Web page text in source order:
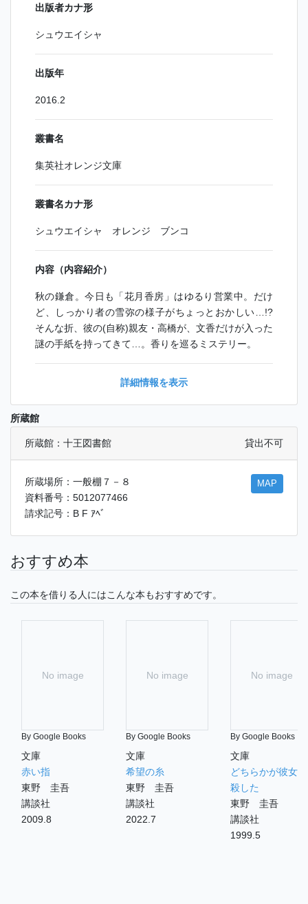
出版者カナ形
シュウエイシャ
出版年
2016.2
叢書名
集英社オレンジ文庫
叢書名カナ形
シュウエイシャ オレンジ ブンコ
内容（内容紹介）
秋の鎌倉。今日も「花月香房」はゆるり営業中。だけ
ど、しっかり者の雪弥の様子がちょっとおかしい…!?
そんな折、彼の(自称)親友・高橋が、文香だけが入った
謎の手紙を持ってきて…。香りを巡るミステリー。
詳細情報を表示
所蔵館
所蔵館：十王図書館 貸出不可
所蔵場所：一般棚７－８
資料番号：5012077466
請求記号：B F ｱﾍﾞ
MAP
おすすめ本
この本を借りる人にはこんな本もおすすめです。
No image
By Google Books
文庫
赤い指
東野 圭吾
講談社
2009.8
No image
By Google Books
文庫
希望の糸
東野 圭吾
講談社
2022.7
No image
By Google Books
文庫
どちらかが彼女を
殺した
東野 圭吾
講談社
1999.5